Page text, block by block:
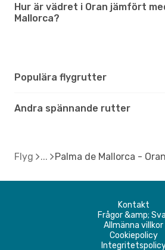
Hur är vädret i Oran jämfört
Mallorca?
Populära flygrutter
Andra spännande rutter
Flyg Palma de Mallorca - Oran
Kontakt
Frågor &amp;
Allmänna villkor
Cookiepolicy